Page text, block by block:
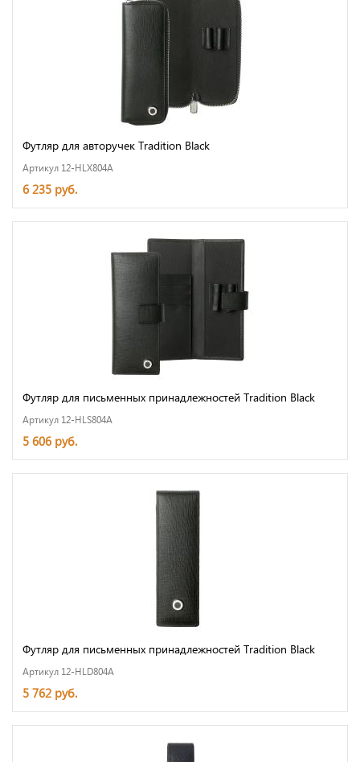
Футляр для авторучек Tradition Black
Артикул 12-HLX804A
6 235 руб.
Футляр для письменных принадлежностей Tradition Black
Артикул 12-HLS804A
5 606 руб.
Футляр для письменных принадлежностей Tradition Black
Артикул 12-HLD804A
5 762 руб.